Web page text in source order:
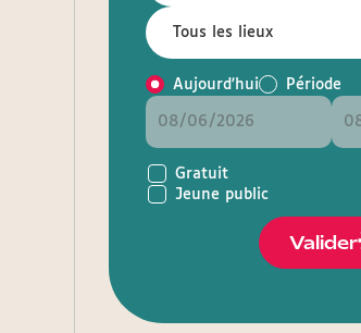
Aujourd'hui Période
Gratuit
Jeune public
Valider